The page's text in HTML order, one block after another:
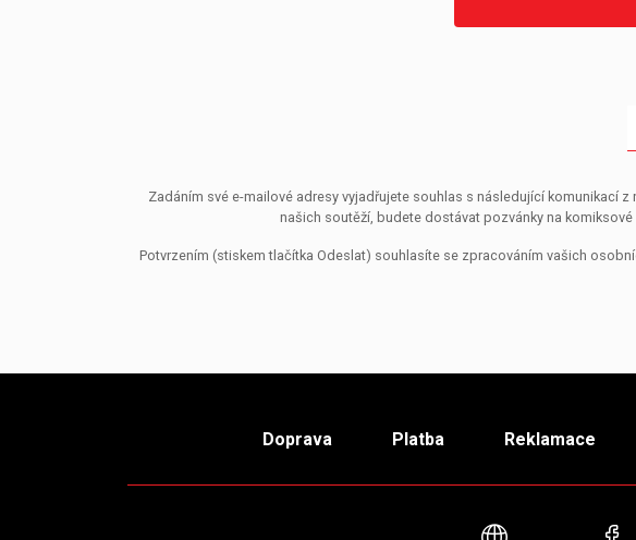
Zadáním své e-mailové adresy vyjadřujete souhlas s následující komunikací
našich soutěží, budete dostávat pozvánky na
Potvrzením (stiskem tlačítka Odeslat) souhlasíte se zpracováním vašich
Doprava Platba Reklamace